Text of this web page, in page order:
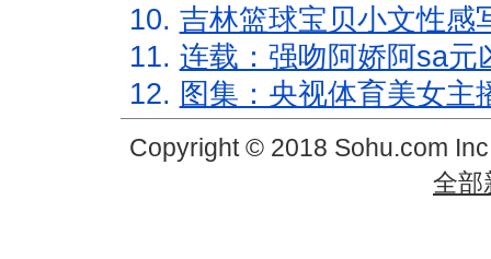
10. 吉林篮球宝贝小文性感
11. 连载：强吻阿娇阿sa元
12. 图集：央视体育美女主
Copyright © 2018 Sohu.com
全部